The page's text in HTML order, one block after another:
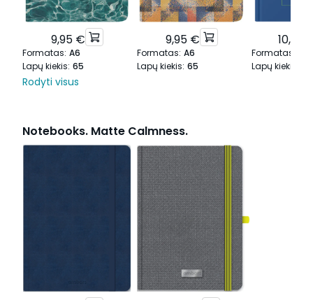
9,95 €
Formatas: A6
Lapų kiekis: 65
9,95 €
Formatas: A6
Lapų kiekis: 65
10,95
Formatas
Lapų kiekis
Rodyti visus
Notebooks. Matte Calmness.